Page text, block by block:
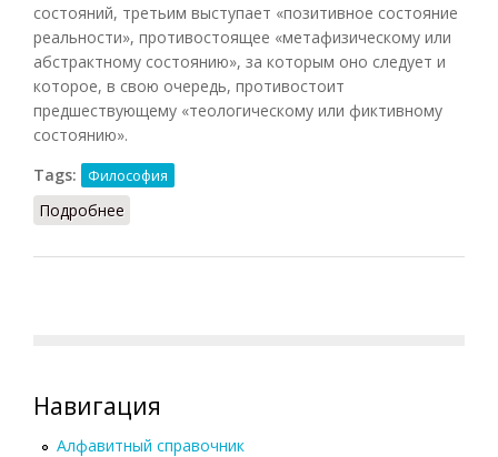
состояний, третьим выступает «позитивное состояние
реальности», противостоящее «метафизическому или
абстрактному состоянию», за которым оно следует и
которое, в свою очередь, противостоит
предшествующему «теологическому или фиктивному
состоянию».
Tags:
Философия
Подробнее
Навигация
Алфавитный справочник